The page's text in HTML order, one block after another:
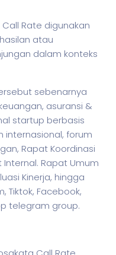
Rate digunakan
atau
dalam konteks
sebenarnya
asuransi &
startup berbasis
internasional, forum
Rapat Koordinasi
Rapat Umum
Kinerja, hingga
Tiktok, Facebook,
telegram group.